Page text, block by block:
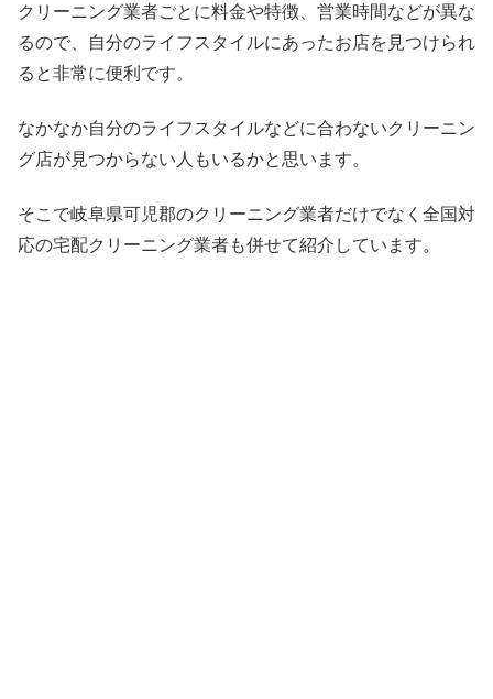
クリーニング業者ごとに料金や特徴、営業時間などが異な
るので、自分のライフスタイルにあったお店を見つけられ
ると非常に便利です。
なかなか自分のライフスタイルなどに合わないクリーニン
グ店が見つからない人もいるかと思います。
そこで岐阜県可児郡のクリーニング業者だけでなく全国対
応の宅配クリーニング業者も併せて紹介しています。